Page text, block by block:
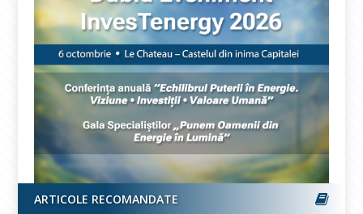
ARTICOLE RECOMANDATE